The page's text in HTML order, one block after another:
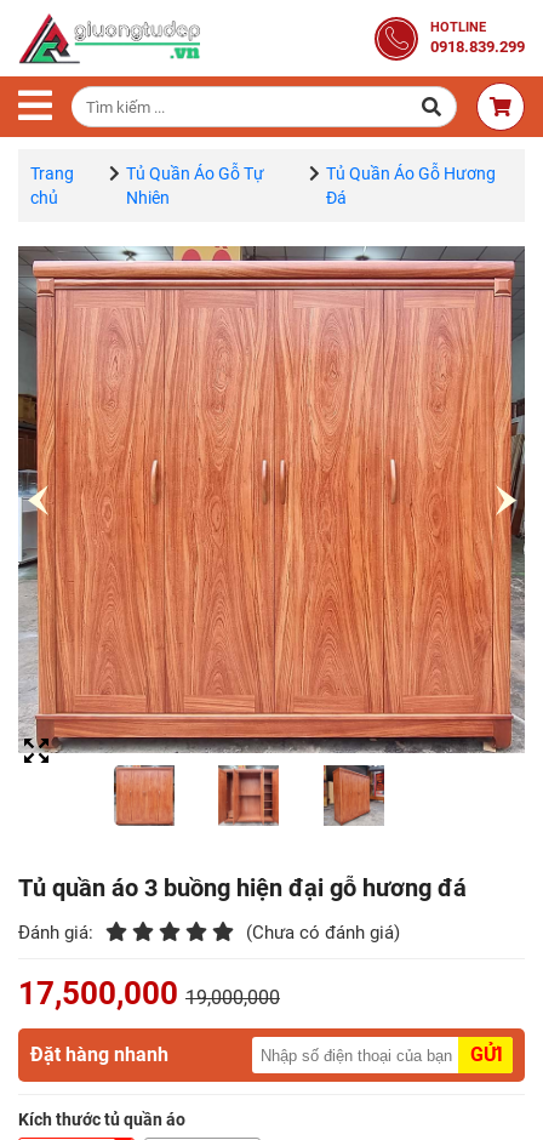
HOTLINE
0918.839.299
Trang
Chủ
Combo
Phòng
Ngủ
Gỗ
Tủ
Quần
Gỗ
Tự
Nhiên
Bàn
Trang
Điểm
Gỗ
Nệm
Bàn
Ăn
Gỗ
Sofa
Gỗ
Rượu
Trang
chủ
Tủ Quần Áo Gỗ Tự
Nhiên
Tủ Quần Áo Gỗ Hương
Đá
Tủ quần áo 3 buồng hiện đại gỗ hương đá
Đánh giá: (Chưa có đánh giá)
17,500,000 19,000,000
Đặt hàng nhanh GỬI
Kích thước tủ quần áo